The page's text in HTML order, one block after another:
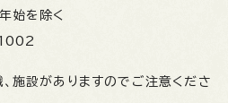
始を除く
施設がありますのでご注意くださ